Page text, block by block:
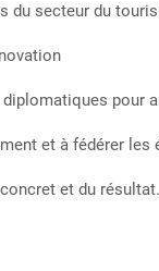
secteur du
pour
et à fédérer les
et du résultat.